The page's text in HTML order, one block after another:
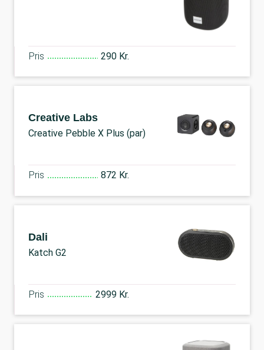
Pris 290 Kr.
Creative Labs
Creative Pebble X Plus (par)
Pris 872 Kr.
Dali
Katch G2
Pris 2999 Kr.